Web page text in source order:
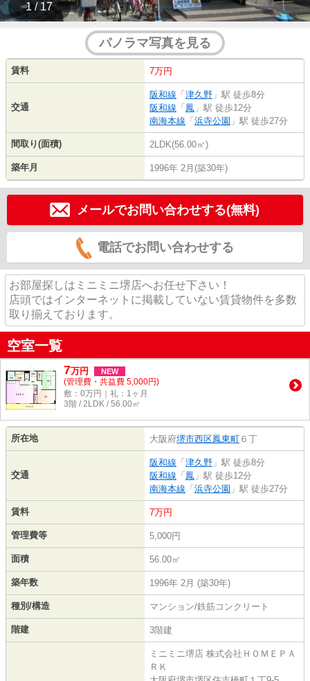
1 / 17
パノラマ写真を見る
賃料 7万円
交通
阪和線 「 津久野 」駅 徒歩8分
阪和線 「 鳳 」駅 徒歩12分
南海本線 「 浜寺公園 」駅 徒歩27分
間取り(面積) 2LDK(56.00㎡)
築年月 1996年 2月(築30年)
メールでお問い合わせする(無料)
電話でお問い合わせする
お部屋探しはミニミニ堺店へお任せ下さい！
店頭ではインターネットに掲載していない賃貸物件を多数
取り揃えております。
空室一覧
7万円 NEW
(管理費・共益費 5,000円)
敷：0万円｜礼：1ヶ月
3階 / 2LDK / 56.00㎡
所在地 大阪府堺市西区鳳東町 ６丁
交通
阪和線 「 津久野 」駅 徒歩8分
阪和線 「 鳳 」駅 徒歩12分
南海本線 「 浜寺公園 」駅 徒歩27分
賃料 7万円
管理費等 5,000円
面積 56.00㎡
築年数 1996年 2月 (築30年)
種別/構造 マンション/鉄筋コンクリート
階建 3階建
ミニミニ堺店 株式会社ＨＯＭＥＰＡ
ＲＫ